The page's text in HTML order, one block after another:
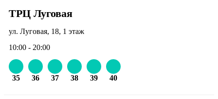
ТРЦ Луговая
ул. Луговая, 18, 1 этаж
10:00 - 20:00
35 36 37 38 39 40